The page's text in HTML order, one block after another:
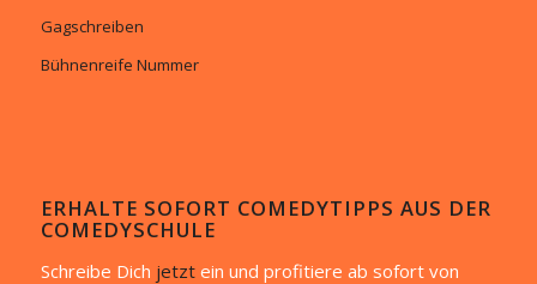
Gagschreiben
Bühnenreife Nummer
ERHALTE SOFORT COMEDYTIPPS AUS DER
COMEDYSCHULE
Schreibe Dich jetztein und profitiere ab sofort von